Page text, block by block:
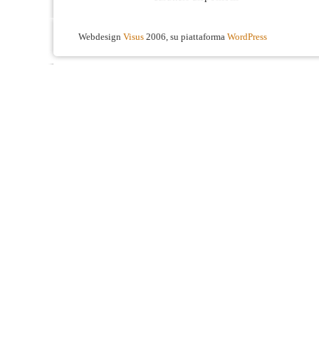
Webdesign Visus 2006, su piattaforma WordPress